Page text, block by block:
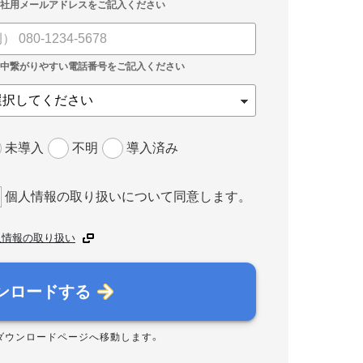
未導入 不明 導入済み
個人情報の取り扱いについて同意します。
報の取り扱い
ロードする
ウンロードページへ移動します。